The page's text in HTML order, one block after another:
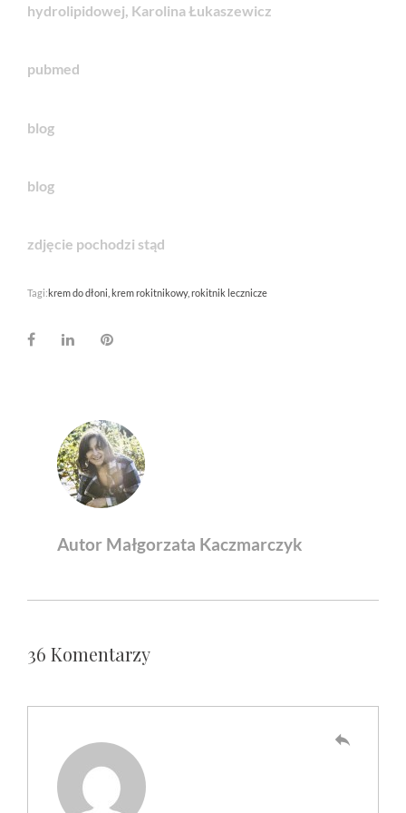
hydrolipidowej, Karolina Łukaszewicz
pubmed
blog
blog
zdjęcie pochodzi stąd
Tagi:krem do dłoni krem rokitnikowy rokitnik lecznicze
FacebookLinkedInPinterest
Autor Małgorzata Kaczmarczyk
36 Komentarzy
reply